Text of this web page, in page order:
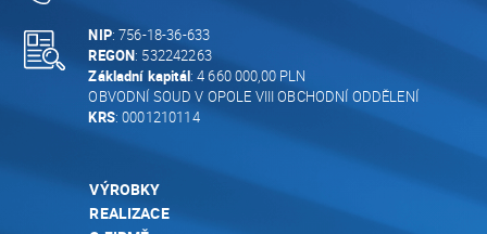
NIP: 756-18-36-633
REGON: 532242263
Základní kapitál: 4 660 000,00 PLN
OBVODNÍ SOUD V OPOLE VIII OBCHODNÍ ODDĚLENÍ
KRS: 0001210114
VÝROBKY
REALIZACE